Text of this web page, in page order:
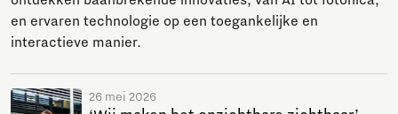
en ervaren technologie op een toegankelijke en
interactieve manier.
26 mei 2026